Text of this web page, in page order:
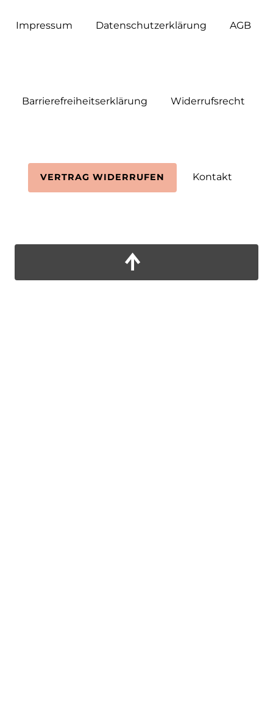
Impressum Daten­schutz­erklärung AGB
Barrierefreiheitserklärung Widerrufs­recht
VERTRAG WIDERRUFEN Kontakt